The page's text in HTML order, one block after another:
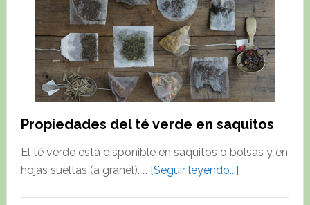
Verde
para
la
Salud
Propiedades del té verde en saquitos
El té verde está disponible en saquitos o bolsas y en
hojas sueltas (a granel). … [Seguir leyendo...]about